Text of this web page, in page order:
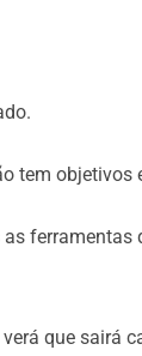
tem objetivos
que sairá